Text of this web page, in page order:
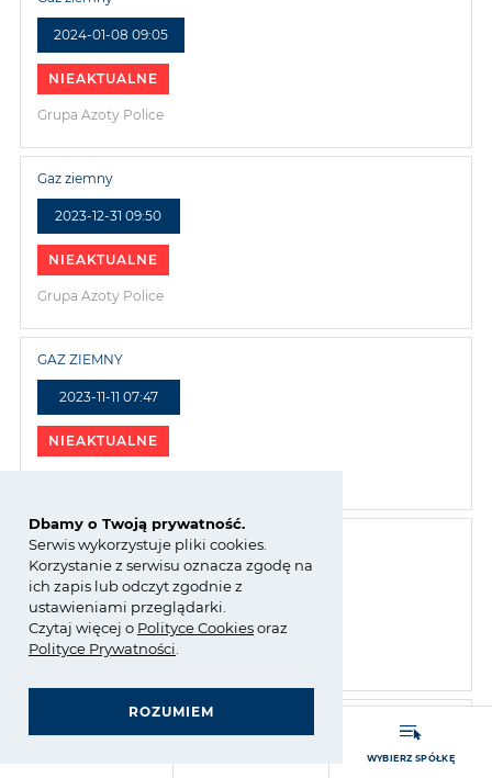
Dbamy o Twoją prywatność.
Serwis wykorzystuje pliki cookies.
Korzystanie z serwisu oznacza zgodę na
ich zapis lub odczyt zgodnie z
ustawieniami przeglądarki.
Czytaj więcej o PolityceCookiesoraz
Polityce Prywatności
ROZUMIEM
WYBIERZ SPÓŁKĘ
2024-01-08 09:05
NIEAKTUALNE
Grupa Azoty Police
2023-12-31 09:50
Gaz ziemny
NIEAKTUALNE
Grupa Azoty Police
2023-11-11 07:47
GAZ ZIEMNY
NIEAKTUALNE
2023-11-02 08:10
gaz ziemny
NIEAKTUALNE
Grupa Azoty Police